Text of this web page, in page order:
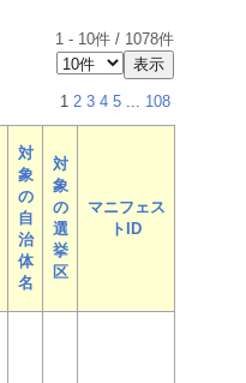
1 - 10件 / 1078件
1 2 3 4 5 ... 108
対
象
の
自
治
体
名
対
象
の
選
挙
区
マニフェス
トID